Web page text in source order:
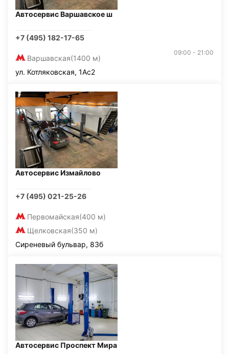
Автосервис Варшавское ш
+7 (495) 182-17-65
Варшавская(1400 м)
09:00 - 21:00
ул. Котляковская, 1Ас2
Автосервис Измайлово
+7 (495) 021-25-26
Первомайская(400 м)
Щелковская(350 м)
Сиреневый бульвар, 83б
Автосервис Проспект Мира